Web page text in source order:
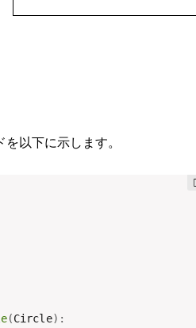
以下に示します。
(Circle) :